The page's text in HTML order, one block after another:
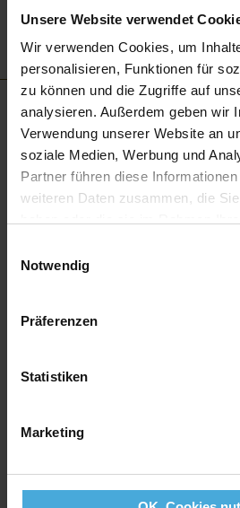
Unsere Website verwendet
Wir verwenden Cookies, um
personalisieren, Funktionen für
zu können und die Zugriffe auf
analysieren. Außerdem geben wir
Verwendung unserer Website an
soziale Medien, Werbung und
Partner führen diese
weiteren Daten zusammen, die
Notwendig
Präferenzen
Statistiken
Marketing
Bestellen Sie
bequem
Als Hersteller
für
individuelle
Telefon (+49) 07961/